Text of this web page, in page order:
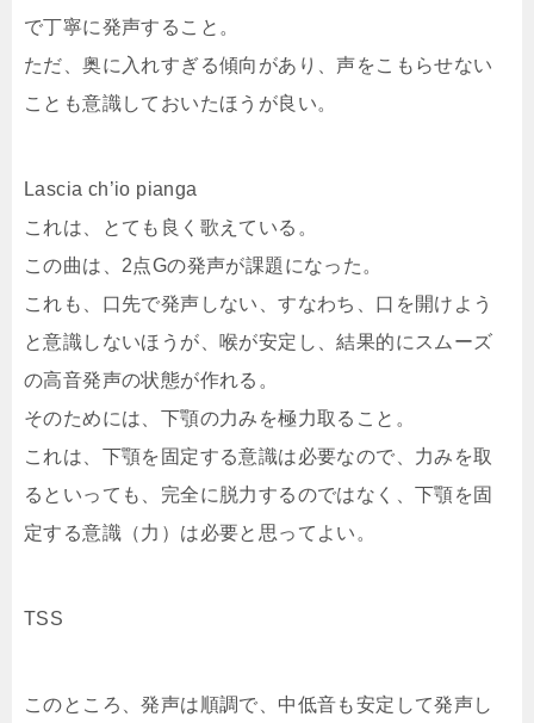
で丁寧に発声すること。
ただ、奥に入れすぎる傾向があり、声をこもらせない
ことも意識しておいたほうが良い。
Lascia ch’io pianga
これは、とても良く歌えている。
この曲は、2点Gの発声が課題になった。
これも、口先で発声しない、すなわち、口を開けよう
と意識しないほうが、喉が安定し、結果的にスムーズ
の高音発声の状態が作れる。
そのためには、下顎の力みを極力取ること。
これは、下顎を固定する意識は必要なので、力みを取
るといっても、完全に脱力するのではなく、下顎を固
定する意識（力）は必要と思ってよい。
TSS
このところ、発声は順調で、中低音も安定して発声し